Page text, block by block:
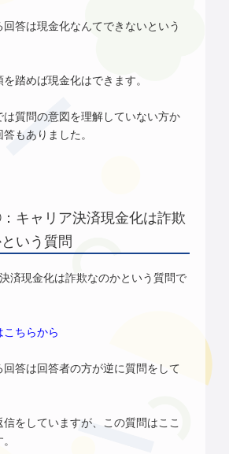
答は現金化なんてできないという
踏めば現金化はできます。
は質問の意図を理解していない方か
もありました。
キャリア決済現金化は詐欺
いう質問
済現金化は詐欺なのかという質問で
ちらから
答は回答者の方が逆に質問をして
をしていますが、この質問はここ